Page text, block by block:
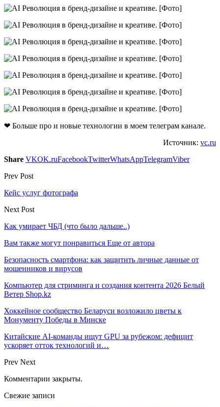
❤ Больше про и новые технологии в моем телеграм канале.
Источник: vc.ru
Share VKOK.ruFacebookTwitterWhatsAppTelegramViber
Prev Post
Кейс услуг фотографа
Next Post
Как умирает ЧБД (что было дальше..)
Вам также могут понравиться Еще от автора
Безопасность смартфона: как защитить личные данные от
мошенников и вирусов
Компьютер для стриминга и создания контента 2026 Белый
Ветер Shop.kz
Хоккейное сообщество Беларуси возложило цветы к
Монументу Победы в Минске
Китайские AI-команды ищут GPU за рубежом: дефицит
ускоряет отток технологий и…
Prev Next
Комментарии закрыты.
Свежие записи